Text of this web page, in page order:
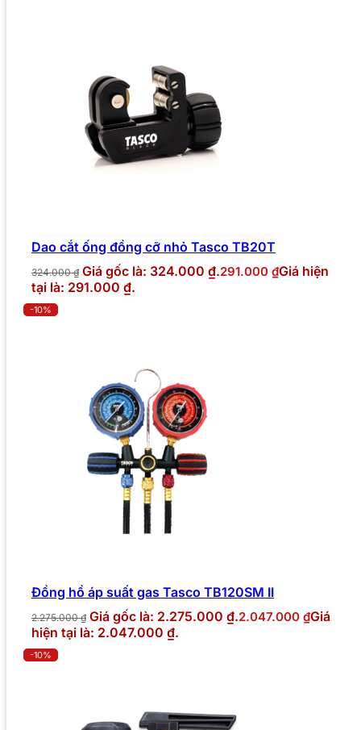
Dao cắt ống đồng cỡ nhỏ Tasco TB20T
324.000₫ Giá gốc là: 324.000 ₫.291.000 ₫Giá hiện
tại là: 291.000 ₫.
-10%
Đồng hồ áp suất gas Tasco TB120SM II
2.275.000₫ Giá gốc là: 2.275.000 ₫.2.047.000 ₫Giá
hiện tại là: 2.047.000 ₫.
-10%